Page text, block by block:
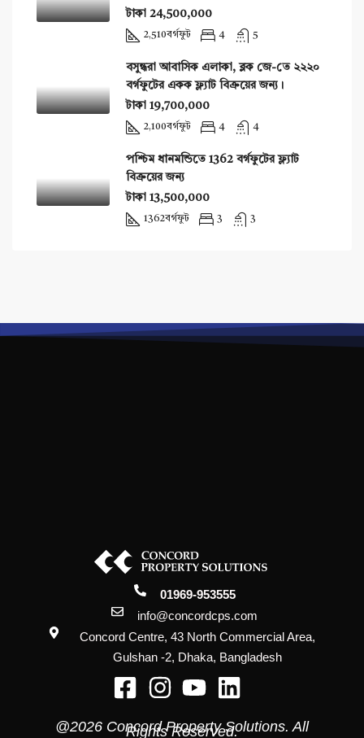
টাকা 24,500,000
2,510বর্গফুট 4 5
বসুন্ধরা আবাসিক এলাকা, ব্লক জে-তে ২২২০
বর্গফুটের একক ফ্ল্যাট বিক্রয়ের জন্য।
টাকা 19,700,000
2,100বর্গফুট 4 4
পশ্চিম ধানমন্ডিতে 1362 বর্গফুটের ফ্ল্যাট
বিক্রয়ের জন্য
টাকা 13,500,000
1362বর্গফুট 3 3
01969-953555
info@concordcps.com
Concord Centre, 43 North Commercial Area,
Gulshan -2, Dhaka, Bangladesh
@2026 Concord Property Solutions. All
Rights Reserved.